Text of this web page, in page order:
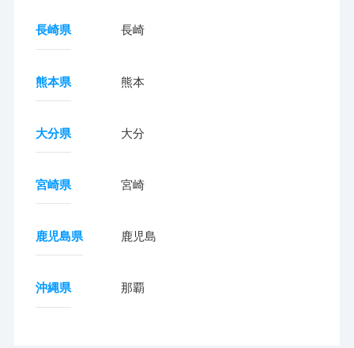
長崎県 長崎
熊本県 熊本
大分県 大分
宮崎県 宮崎
鹿児島県 鹿児島
沖縄県 那覇